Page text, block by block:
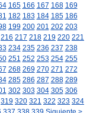
165 166 167 168 169
182 183 184 185 186
199 200 201 202 203
216 217 218 219 220 221
234 235 236 237 238
251 252 253 254 255
268 269 270 271 272
285 286 287 288 289
302 303 304 305 306
319 320 321 322 323 324